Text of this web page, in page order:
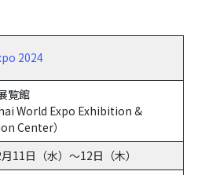
2024
覧館
World Expo Exhibition &
Center）
11日（水）～12日（木）